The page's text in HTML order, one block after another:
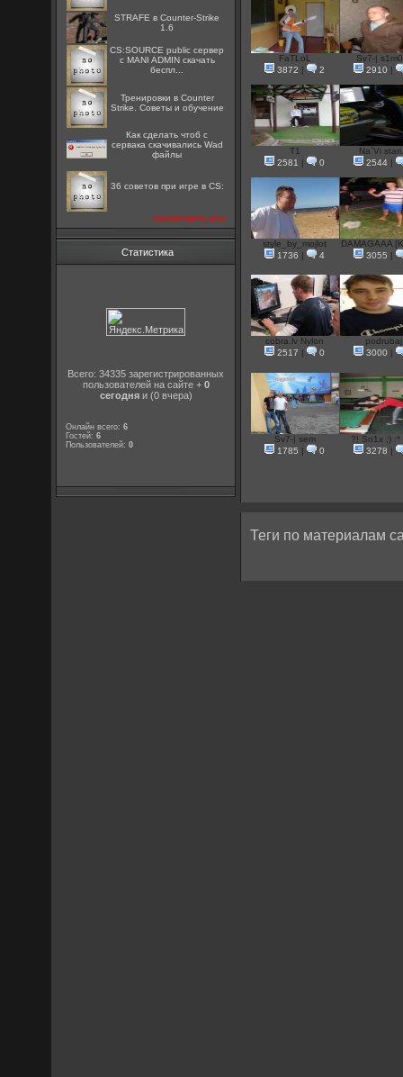
STRAFE в Counter-Strike
1.6
CS:SOURCE public сервер
с MANI ADMIN скачать
беспл...
Тренировки в Counter
Strike. Советы и обучение
Как сделать чтоб с
сервака скачивались Wad
файлы
36 советов при игре в CS:
посмотреть все
Статистика
Всего: 34335 зарегистрированных
пользователей на сайте + 0
сегодняи (0 вчера)
Онлайн всего:6
Гостей:6
Пользователей:0
FaTLoL
3872
| 2
Sv7-|
2910
|
T1
2581
| 0
Na`Vi
2544 |
style_by_mojlot
1736
| 4
DAMAGAAA
3055
|
cobra.lv Nylon
2517
| 0
podrubaj
3000
|
Sv7-| sem
1785
| 0
?! Sn1x ;) :*
3278
|
Теги по материалам